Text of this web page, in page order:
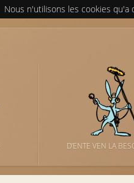
Nous n'utilisons les cookies
D’ENTE VEN LA